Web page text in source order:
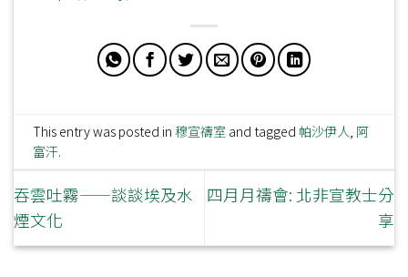
This entry was posted in穆宣禱室 and tagged 帕沙伊人 阿
富汗.
吞雲吐霧——談談埃及水
煙文化
四月月禱會: 北非宣教士分
享